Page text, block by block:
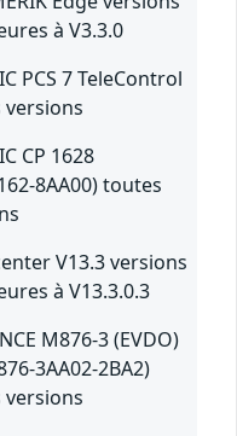
à V3.3.0
PCS 7 TeleControl
CP 1628
8AA00) toutes
V13.3 versions
à V13.3.0.3
M876-3 (EVDO)
3AA02-2BA2)